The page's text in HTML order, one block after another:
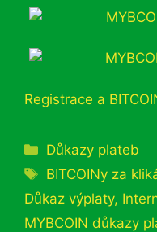
Registrace a
Rubriky
Důkazy plateb
Štítky
BITCOINy za
Důkaz výplaty,
MYBCOIN důkazy